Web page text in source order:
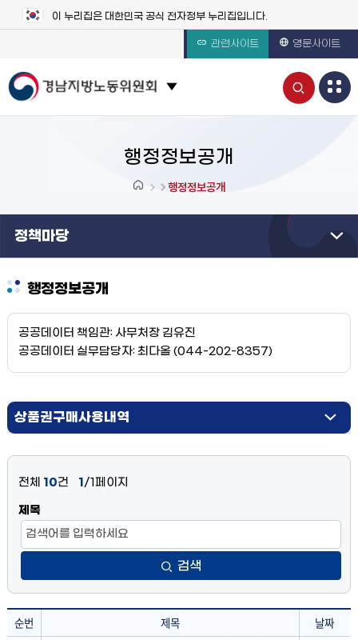
이 누리집은 대한민국 공식 전자정부 누리집입니다.
관련사이트 영문사이트
관련 사이트 목록 보기
통
합
열
행정정보공개
행정정보공개
정책마당
행정정보공개
공공데이터 책임관: 사무처장 김유진
공공데이터 실무담당자: 최다올 (044-202-8357)
상품권구매사용내역
전체 10건 1 /1페이지
제목
검색
순번 제목
날짜